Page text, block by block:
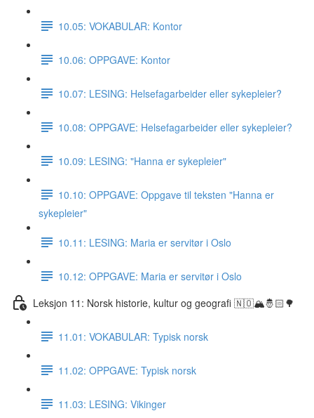
10.05: VOKABULAR: Kontor
10.06: OPPGAVE: Kontor
10.07: LESING: Helsefagarbeider eller sykepleier?
10.08: OPPGAVE: Helsefagarbeider eller sykepleier?
10.09: LESING: "Hanna er sykepleier"
10.10: OPPGAVE: Oppgave til teksten "Hanna er
sykepleier"
10.11: LESING: Maria er servitør i Oslo
10.12: OPPGAVE: Maria er servitør i Oslo
Leksjon 11: Norsk historie, kultur og geografi 🇳🇴🏔🤴🏻🌳
11.01: VOKABULAR: Typisk norsk
11.02: OPPGAVE: Typisk norsk
11.03: LESING: Vikinger